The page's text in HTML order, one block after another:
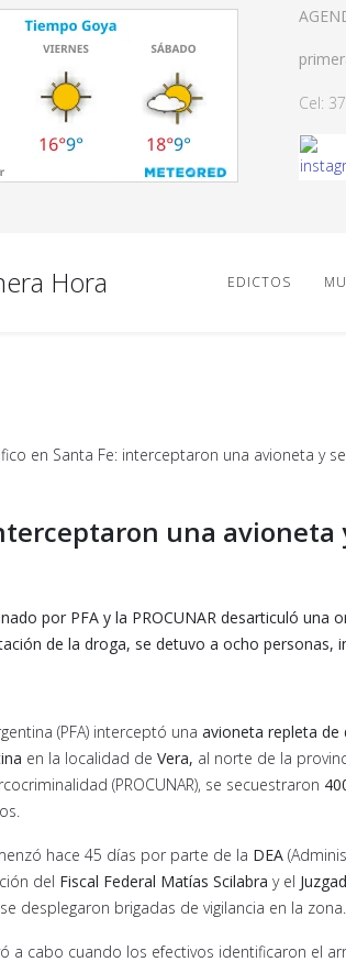
Cel:
EDICTOS
una
por PFA y la PROCUNAR desarticuló una
de la droga, se detuvo a ocho personas,
(PFA) interceptó una avioneta repleta de
en la localidad de Vera, al norte de la
(PROCUNAR), se secuestraron
hace 45 días por parte de la DEA
del Fiscal Federal Matías Scilabra y el
desplegaron brigadas de vigilancia en la zona.
a cabo cuando los efectivos identificaron el